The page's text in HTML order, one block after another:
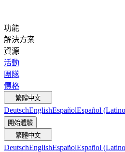
功能
解決方案
資源
活動
團隊
價格
繁體中文
DeutschEnglishEspañolEspañol
開始體驗
繁體中文
DeutschEnglishEspañolEspañol